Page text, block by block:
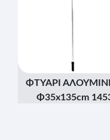
ΦΤΥΑΡΙ
Φ35x135cm